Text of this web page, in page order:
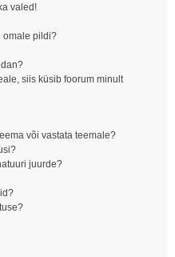
valed!
omale pildi?
siis küsib foorum minult
või vastata teemale?
juurde?